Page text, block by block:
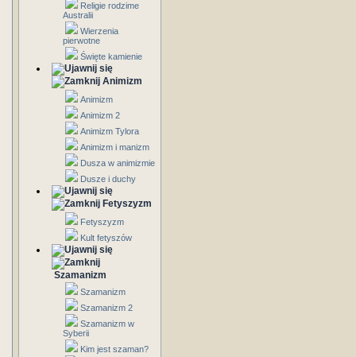
Religie rodzime
Australii
Wierzenia
pierwotne
Święte kamienie
Animizm
Animizm
Animizm 2
Animizm Tylora
Animizm i manizm
Dusza w animizmie
Dusze i duchy
Fetyszyzm
Fetyszyzm
Kult fetyszów
Szamanizm
Szamanizm
Szamanizm 2
Szamanizm w
Syberii
Kim jest szaman?